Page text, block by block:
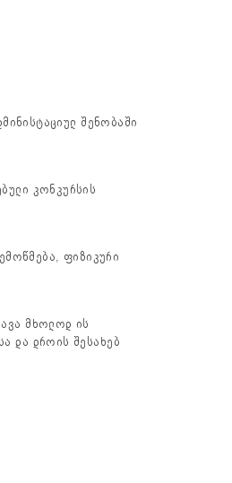
შენობაში
კონკურსის
ფიზიკური
მხოლოდ ის
და დროის შესახებ